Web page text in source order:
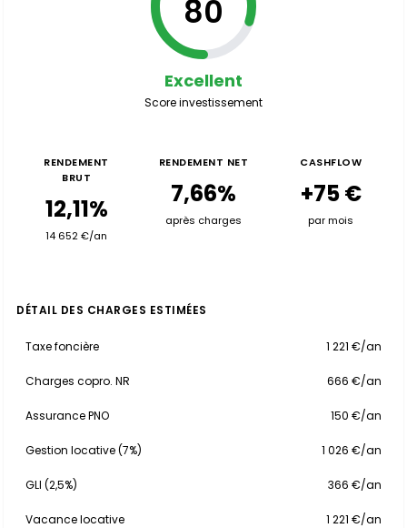
80
Excellent
Score investissement
RENDEMENT
BRUT
12,11%
14 652 €/an
RENDEMENT NET
7,66%
après charges
CASHFLOW
+75 €
par mois
DÉTAIL DES CHARGES ESTIMÉES
Taxe foncière 1 221 €/an
Charges copro. NR 666 €/an
Assurance PNO 150 €/an
Gestion locative (7%) 1 026 €/an
GLI (2,5%) 366 €/an
Vacance locative 1 221 €/an